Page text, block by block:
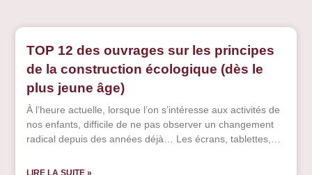
TOP 12 des ouvrages sur les principes
de la construction écologique (dès le
plus jeune âge)
À l’heure actuelle, lorsque l’on s’intéresse aux activités de
nos enfants, difficile de ne pas observer un changement
radical depuis des années déjà… Les écrans, tablettes,
remplacer les bâtons, soupe de terre et de cailloux, les
LIRE LA SUITE »